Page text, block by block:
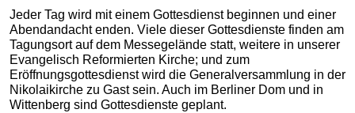
Jeder Tag wird mit einem Gottesdienst beginnen und einer
Abendandacht enden. Viele dieser Gottesdienste finden am
Tagungsort auf dem Messegelände statt, weitere in unserer
Evangelisch Reformierten Kirche; und zum
Eröffnungsgottesdienst wird die Generalversammlung in der
Nikolaikirche zu Gast sein. Auch im Berliner Dom und in
Wittenberg sind Gottesdienste geplant.